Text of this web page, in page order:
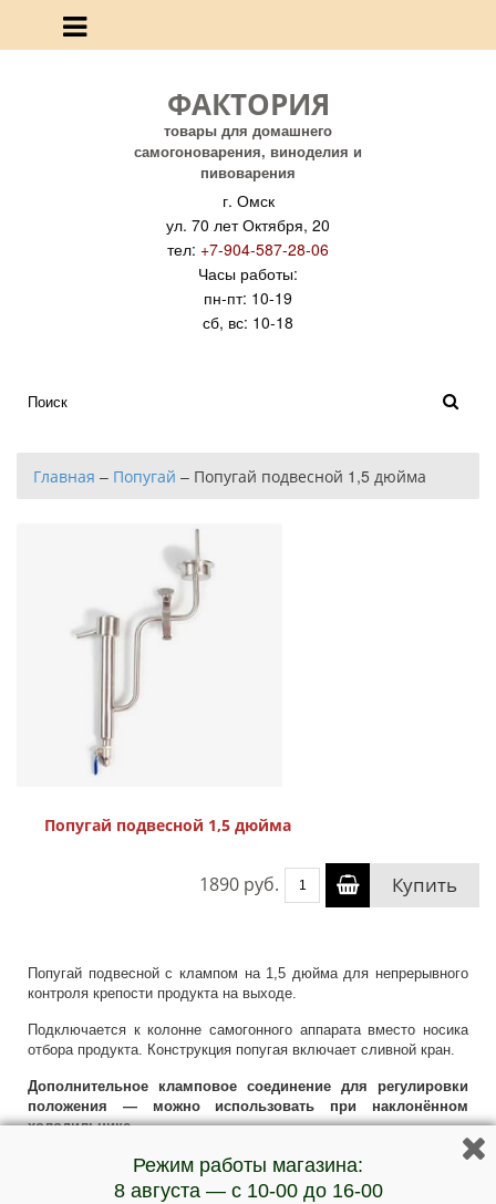
ФАКТОРИЯ
товары для домашнего
самогоноварения, виноделия и
пивоварения
г. Омск
ул. 70 лет Октября, 20
тел: +7-904-587-28-06
Часы работы:
пн-пт: 10-19
сб, вс: 10-18
Главная – Попугай – Попугай подвесной 1,5 дюйма
Попугай подвесной 1,5 дюйма
1890 руб. Купить
Попугай подвесной с клампом на 1,5 дюйма для непрерывного
контроля крепости продукта на выходе.
Подключается к колонне самогонного аппарата вместо носика
отбора продукта. Конструкция попугая включает сливной кран.
Дополнительное кламповое соединение для регулировки
положения — можно использовать при наклонённом
холодильнике.
***Наличие товара и актуальную стоимость уточняйте у
менеджеров по телефону
Режим работы магазина:
8 августа — с 10-00 до 16-00